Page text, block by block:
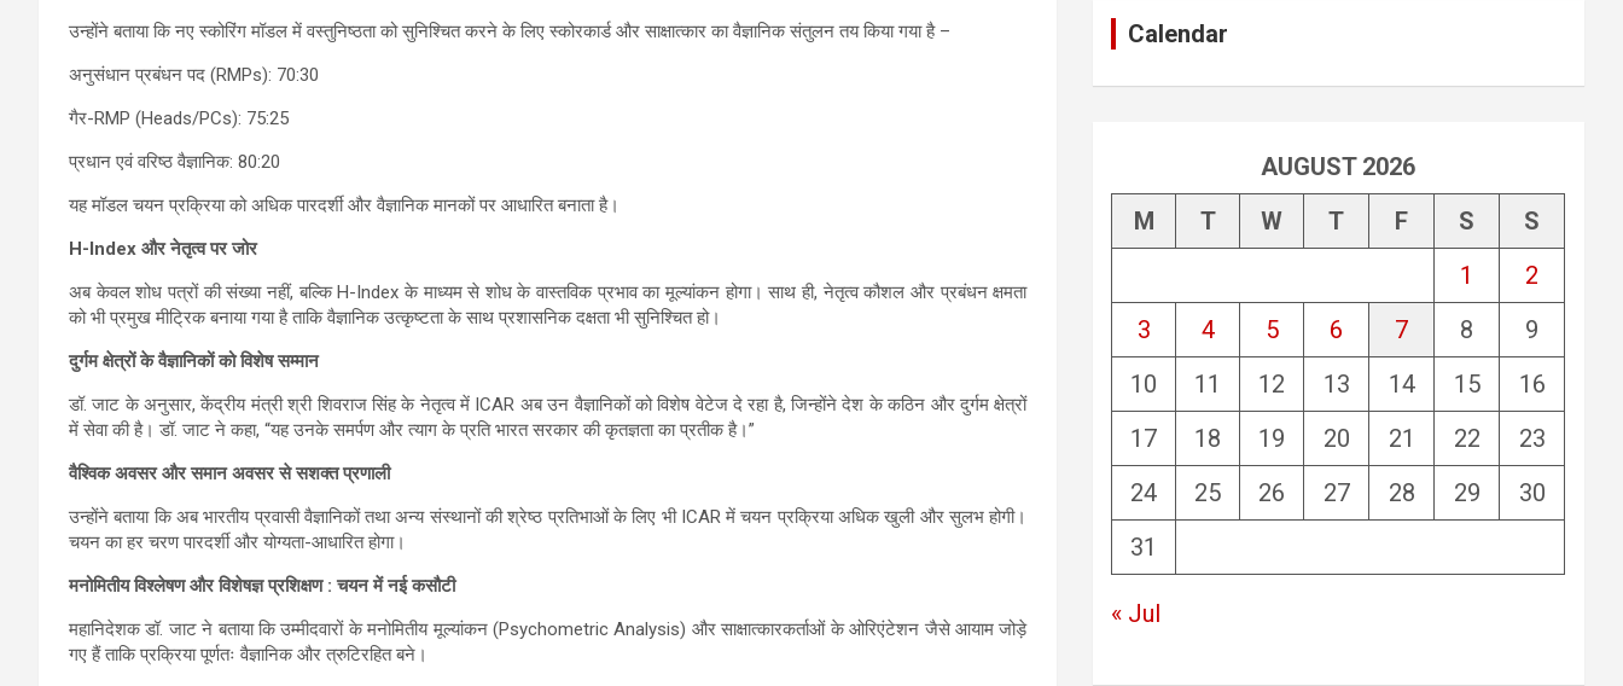
उन्होंने बताया कि नए स्कोरिंग मॉडल में वस्तुनिष्ठता को सुनिश्चित करने के लिए स्कोरकार्ड और साक्षात्कार का वैज्ञानिक संतुलन तय किया गया है –
अनुसंधान प्रबंधन पद (RMPs): 70:30
गैर-RMP (Heads/PCs): 75:25
प्रधान एवं वरिष्ठ वैज्ञानिक: 80:20
यह मॉडल चयन प्रक्रिया को अधिक पारदर्शी और वैज्ञानिक मानकों पर आधारित बनाता है।
H-Index और नेतृत्व पर जोर
अब केवल शोध पत्रों की संख्या नहीं, बल्कि H-Index के माध्यम से शोध के वास्तविक प्रभाव का मूल्यांकन होगा। साथ ही, नेतृत्व कौशल और प्रबंधन क्षमता
को भी प्रमुख मीट्रिक बनाया गया है ताकि वैज्ञानिक उत्कृष्टता के साथ प्रशासनिक दक्षता भी सुनिश्चित हो।
दुर्गम क्षेत्रों के वैज्ञानिकों को विशेष सम्मान
डॉ. जाट के अनुसार, केंद्रीय मंत्री श्री शिवराज सिंह के नेतृत्व में ICAR अब उन वैज्ञानिकों को विशेष वेटेज दे रहा है, जिन्होंने देश के कठिन और दुर्गम क्षेत्रों
में सेवा की है। डॉ. जाट ने कहा, “यह उनके समर्पण और त्याग के प्रति भारत सरकार की कृतज्ञता का प्रतीक है।”
वैश्विक अवसर और समान अवसर से सशक्त प्रणाली
उन्होंने बताया कि अब भारतीय प्रवासी वैज्ञानिकों तथा अन्य संस्थानों की श्रेष्ठ प्रतिभाओं के लिए भी ICAR में चयन प्रक्रिया अधिक खुली और सुलभ होगी।
चयन का हर चरण पारदर्शी और योग्यता-आधारित होगा।
मनोमितीय विश्लेषण और विशेषज्ञ प्रशिक्षण : चयन में नई कसौटी
महानिदेशक डॉ. जाट ने बताया कि उम्मीदवारों के मनोमितीय मूल्यांकन (Psychometric Analysis) और साक्षात्कारकर्ताओं के ओरिएंटेशन जैसे आयाम जोड़े
गए हैं ताकि प्रक्रिया पूर्णतः वैज्ञानिक और त्रुटिरहित बने।
Calendar
AUGUST 2026
M
T W T F S
S
1
2
3
4 5 6 7 8
9
10
11 12 13 14 15
16
17
18 19 20 21 22
23
24
25 26 27 28 29
30
31
« Jul